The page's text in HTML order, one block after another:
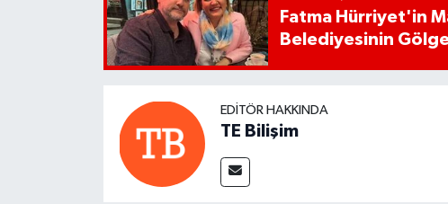
Fatma Hürriyet'in
Belediyesinin
EDITÖR HAKKINDA
TE Bilişim